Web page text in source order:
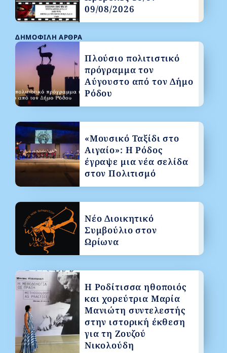
ΔΗΜΟΦΙΛΉ ΆΡΘΡΑ
Πλούσιο πολιτιστικό
πρόγραμμα τον
Αύγουστο από τον Δήμο
Ρόδου
«Μουσικό Ταξίδι στο
Αιγαίο»: Η Ρόδος
έγραψε μια νέα σελίδα
στον Πολιτισμό
Νέο Διοικητικό
Συμβούλιο στον
Ωρίωνα
Η Ροδίτισσα ηθοποιός
και χορεύτρια Μαρία
Μανιώτη συντελεστής
στην ιστορική έκθεση
για τη Ζουζού
Νικολούδη
09/08/2026